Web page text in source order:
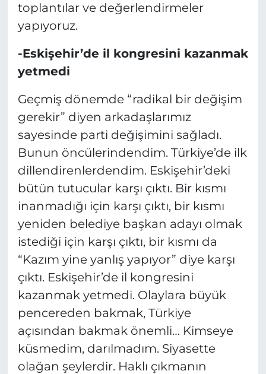
toplantılar ve değerlendirmeler
yapıyoruz.
-Eskişehir’de il kongresini kazanmak
yetmedi
Geçmiş dönemde “radikal bir değişim
gerekir” diyen arkadaşlarımız
sayesinde parti değişimini sağladı.
Bunun öncülerindendim. Türkiye’de ilk
dillendirenlerdendim. Eskişehir’deki
bütün tutucular karşı çıktı. Bir kısmı
inanmadığı için karşı çıktı, bir kısmı
yeniden belediye başkan adayı olmak
istediği için karşı çıktı, bir kısmı da
“Kazım yine yanlış yapıyor” diye karşı
çıktı. Eskişehir’de il kongresini
kazanmak yetmedi. Olaylara büyük
pencereden bakmak, Türkiye
açısından bakmak önemli… Kimseye
küsmedim, darılmadım. Siyasette
olağan şeylerdir. Haklı çıkmanın